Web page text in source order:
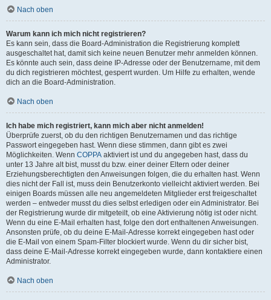
Nach oben
Warum kann ich mich nicht registrieren?
Es kann sein, dass die Board-Administration die Registrierung komplett
ausgeschaltet hat, damit sich keine neuen Benutzer mehr anmelden können.
Es könnte auch sein, dass deine IP-Adresse oder der Benutzername, mit dem
du dich registrieren möchtest, gesperrt wurden. Um Hilfe zu erhalten, wende
dich an die Board-Administration.
Nach oben
Ich habe mich registriert, kann mich aber nicht anmelden!
Überprüfe zuerst, ob du den richtigen Benutzernamen und das richtige
Passwort eingegeben hast. Wenn diese stimmen, dann gibt es zwei
Möglichkeiten. Wenn COPPA aktiviert ist und du angegeben hast, dass du
unter 13 Jahre alt bist, musst du bzw. einer deiner Eltern oder deiner
Erziehungsberechtigten den Anweisungen folgen, die du erhalten hast. Wenn
dies nicht der Fall ist, muss dein Benutzerkonto vielleicht aktiviert werden. Bei
einigen Boards müssen alle neu angemeldeten Mitglieder erst freigeschaltet
werden – entweder musst du dies selbst erledigen oder ein Administrator. Bei
der Registrierung wurde dir mitgeteilt, ob eine Aktivierung nötig ist oder nicht.
Wenn du eine E-Mail erhalten hast, folge den dort enthaltenen Anweisungen.
Ansonsten prüfe, ob du deine E-Mail-Adresse korrekt eingegeben hast oder
die E-Mail von einem Spam-Filter blockiert wurde. Wenn du dir sicher bist,
dass deine E-Mail-Adresse korrekt eingegeben wurde, dann kontaktiere einen
Administrator.
Nach oben